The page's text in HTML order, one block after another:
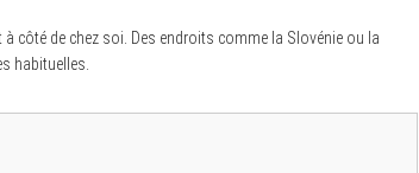
à côté de chez soi. Des endroits comme la Slovénie ou la
habituelles.